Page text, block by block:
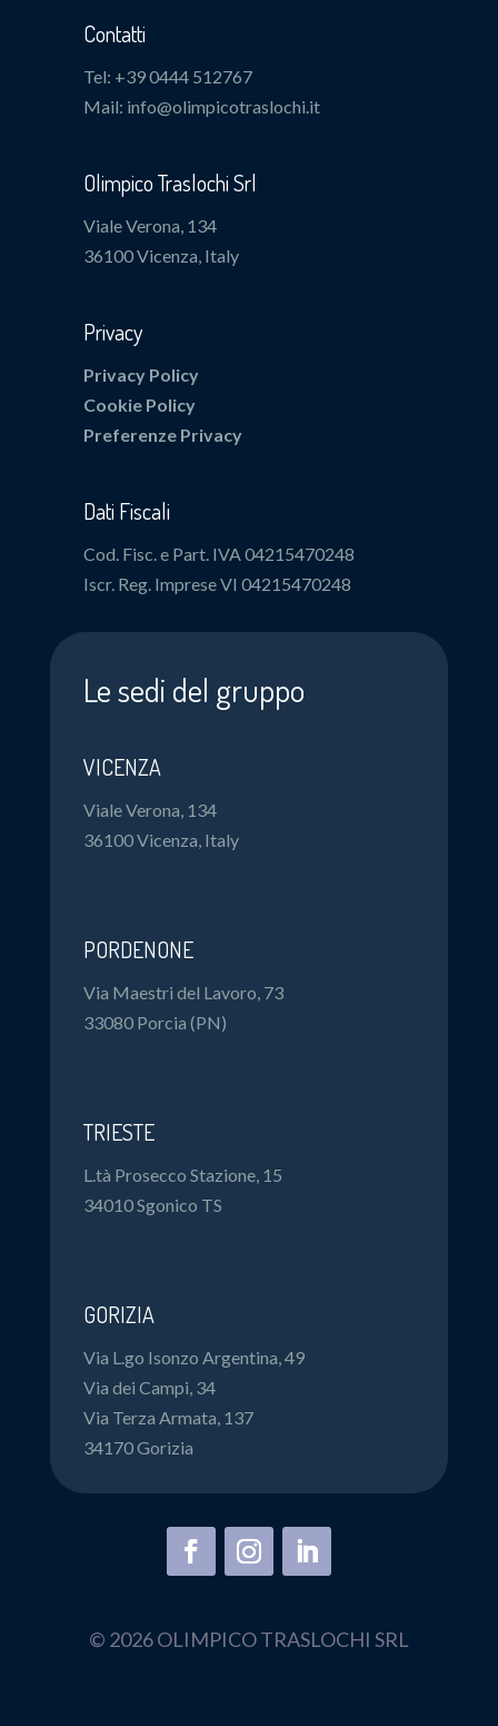
Contatti
Tel: +39 0444 512767
Mail: info@olimpicotraslochi.it
Olimpico Traslochi Srl
Viale Verona, 134
36100 Vicenza, Italy
Privacy
Privacy Policy
Cookie Policy
Preferenze Privacy
Dati Fiscali
Cod. Fisc. e Part. IVA 04215470248
Iscr. Reg. Imprese VI 04215470248
Le sedi del gruppo
VICENZA
Viale Verona, 134
36100 Vicenza, Italy
PORDENONE
Via Maestri del Lavoro, 73
33080 Porcia (PN)
TRIESTE
L.tà Prosecco Stazione, 15
34010 Sgonico TS
GORIZIA
Via L.go Isonzo Argentina, 49
Via dei Campi, 34
Via Terza Armata, 137
34170 Gorizia
© 2026 OLIMPICO TRASLOCHI SRL